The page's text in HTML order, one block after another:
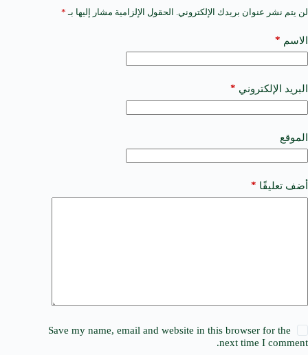
لن يتم نشر عنوان بريدك الإلكتروني. الحقول الإلزامية مشار إليها بـ *
الاسم *
البريد الإلكتروني *
الموقع
أضف تعليقًا *
Save my name, email and website in this browser for the
next time I comment.
A
t
e
a
t
i
e
: